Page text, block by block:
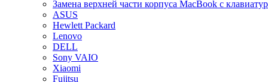
Замена верхней части корпуса MacBook с
ASUS
Hewlett Packard
Lenovo
DELL
Sony VAIO
Xiaomi
Fujitsu